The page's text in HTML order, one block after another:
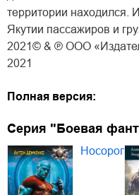
территории находился.
Якутии пассажиров и
2021© & ℗ ООО
2021
Полная версия:
Серия "Боевая
Носорог